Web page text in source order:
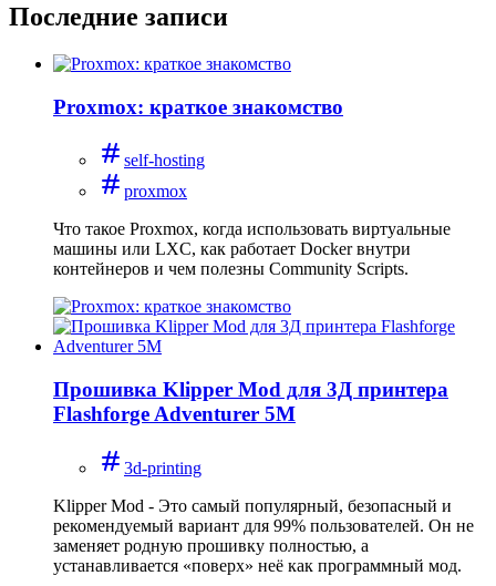
Последние записи
Proxmox: краткое знакомство
self-hosting
proxmox
Что такое Proxmox, когда использовать виртуальные
машины или LXC, как работает Docker внутри
контейнеров и чем полезны Community Scripts.
Прошивка Klipper Mod для 3Д принтера
Flashforge Adventurer 5M
3d-printing
Klipper Mod - Это самый популярный, безопасный и
рекомендуемый вариант для 99% пользователей. Он не
заменяет родную прошивку полностью, а
устанавливается «поверх» неё как программный мод.